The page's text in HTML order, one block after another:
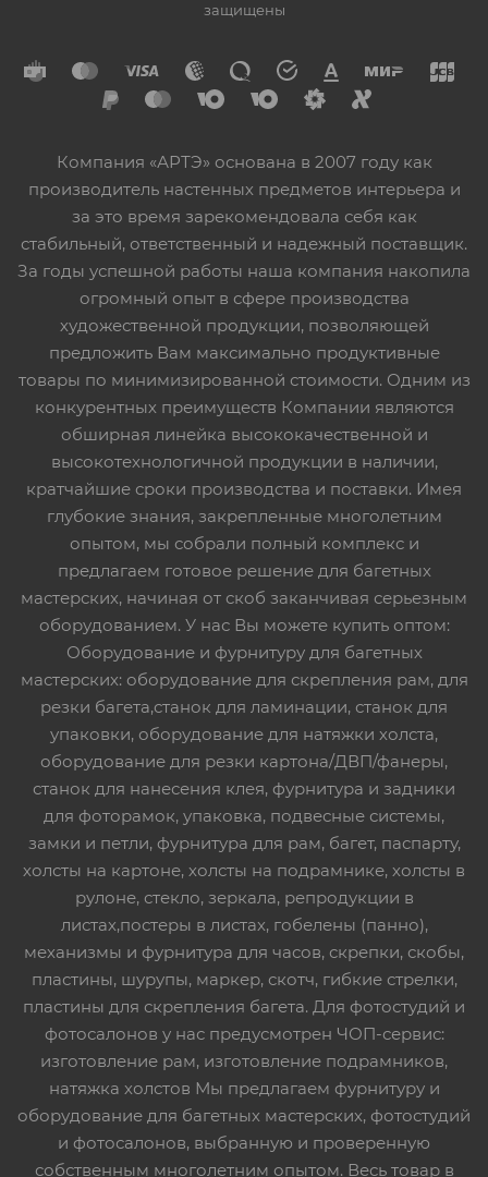
защищены
Компания «АРТЭ» основана в 2007 году как
производитель настенных предметов интерьера и
за это время зарекомендовала себя как
стабильный, ответственный и надежный поставщик.
За годы успешной работы наша компания накопила
огромный опыт в сфере производства
художественной продукции, позволяющей
предложить Вам максимально продуктивные
товары по минимизированной стоимости. Одним из
конкурентных преимуществ Компании являются
обширная линейка высококачественной и
высокотехнологичной продукции в наличии,
кратчайшие сроки производства и поставки. Имея
глубокие знания, закрепленные многолетним
опытом, мы собрали полный комплекс и
предлагаем готовое решение для багетных
мастерских, начиная от скоб заканчивая серьезным
оборудованием. У нас Вы можете купить оптом:
Оборудование и фурнитуру для багетных
мастерских: оборудование для скрепления рам, для
резки багета,станок для ламинации, станок для
упаковки, оборудование для натяжки холста,
оборудование для резки картона/ДВП/фанеры,
станок для нанесения клея, фурнитура и задники
для фоторамок, упаковка, подвесные системы,
замки и петли, фурнитура для рам, багет, паспарту,
холсты на картоне, холсты на подрамнике, холсты в
рулоне, стекло, зеркала, репродукции в
листах,постеры в листах, гобелены (панно),
механизмы и фурнитура для часов, скрепки, скобы,
пластины, шурупы, маркер, скотч, гибкие стрелки,
пластины для скрепления багета. Для фотостудий и
фотосалонов у нас предусмотрен ЧОП-сервис:
изготовление рам, изготовление подрамников,
натяжка холстов Мы предлагаем фурнитуру и
оборудование для багетных мастерских, фотостудий
и фотосалонов, выбранную и проверенную
собственным многолетним опытом. Весь товар в